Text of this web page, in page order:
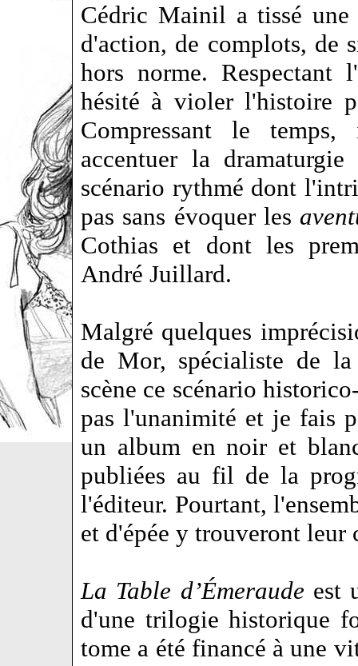
Cédric Mainil a tissé
d'action, de complots, de
hors norme. Respectant
hésité à violer l'histoire
Compressant le temps,
accentuer la
scénario rythmé dont
pas sans évoquer les
Cothias et dont les
André Juillard.
Malgré quelques
de Mor, spécialiste de
scène ce scénario
pas l'unanimité et je fais
un album en noir et
publiées au fil de la
l'éditeur. Pourtant,
et d'épée y trouveront leur
La Table d’Émeraude est
d'une trilogie historique
tome a été financé à une